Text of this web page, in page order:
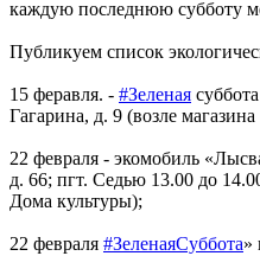
каждую последнюю субботу
Публикуем список
15 феравля. - #Зеленая
Гагарина, д. 9 (возле магазина
22 февраля - экомобиль
д. 66; пгт. Седью 13.00 до
Дома культуры);
22 февраля #ЗеленаяCуббота»